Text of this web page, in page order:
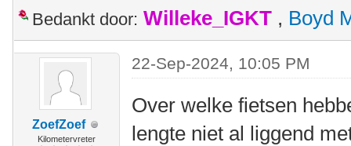
Bedankt door: Willeke_IGKT , Boyd
ZoefZoef
Kilometervreter
22-Sep-2024, 10:05 PM
Over welke fietsen
lengte niet al liggend